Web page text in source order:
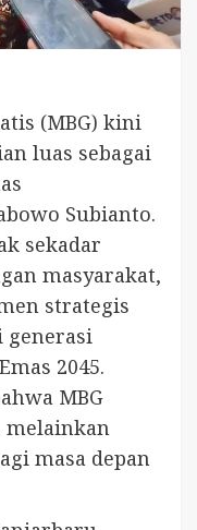
(MBG) kini
luas sebagai
Subianto.
sekadar
masyarakat,
strategis
generasi
2045.
MBG
melainkan
masa depan